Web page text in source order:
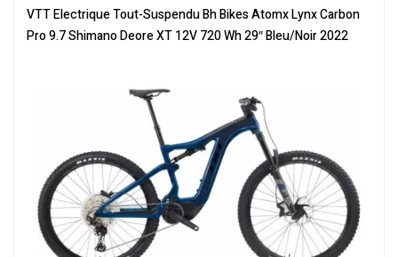
Tout-Suspendus,Vélo électrique ville,Velos Electriques,VTT
Électriques
VTT Electrique Tout-Suspendu Bh Bikes Atomx Lynx Carbon
Pro 9.7 Shimano Deore XT 12V 720 Wh 29″ Bleu/Noir 2022